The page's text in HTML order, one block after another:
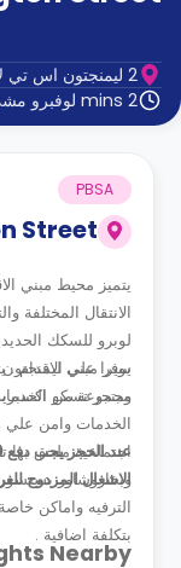
الدعم
الهاتف
اتصل
بنا
كيف
الأسئلة
الشائعة
2 ليمنجتون اس تي لاوبرو
2 mins لوفبرو مشي بالأقدام
Street
PBSA
يتميز محيط مبني
الانتقال
سيرا علي الاقدام
ومتجر تسكو
يوفر مبني
مجموعة من الخدمات
الخدمات وامن علي
اجتماعية ملحق بها
وبخاروشاور
الترفيه واماكن
بتكلفة اضافية .
عند الحجز يجب دفع 200 جنيه استرليني وهي غير مسترده .
الاشغال المزدوج
Nearby: